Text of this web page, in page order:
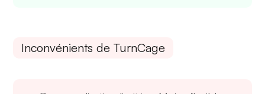
Inconvénients de TurnCage